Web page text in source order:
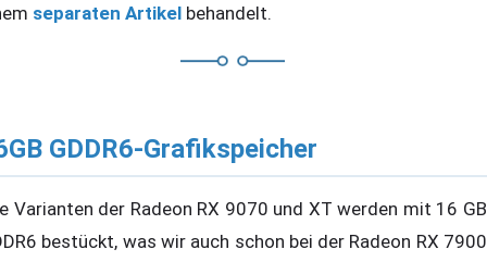
separaten Artikel behandelt.
GDDR6-Grafikspeicher
Varianten der Radeon RX 9070 und XT werden mit 16 GB
bestückt, was wir auch schon bei der Radeon RX 7900